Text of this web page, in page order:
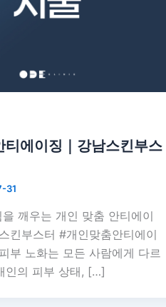
티에이징｜강남스킨부스
31
깨우는 개인 맞춤 안티에이
킨부스터 #개인맞춤안티에이
부 노화는 모든 사람에게 다르
인의 피부 상태, […]